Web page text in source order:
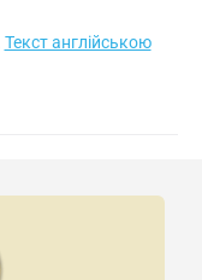
Текст англійською